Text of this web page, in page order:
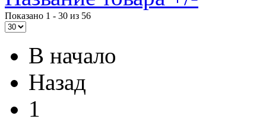
Показано 1 - 30 из 56
В начало
Назад
1